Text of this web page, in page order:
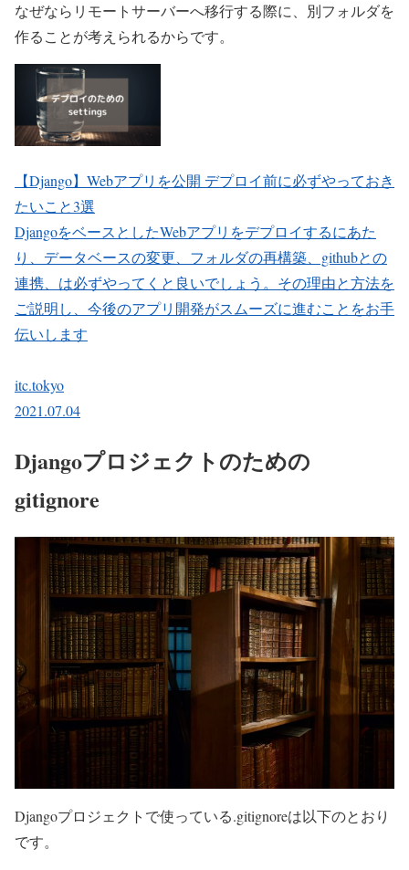
なぜならリモートサーバーへ移行する際に、別フォルダを
作ることが考えられるからです。
【Django】Webアプリを公開 デプロイ前に必ずやっておき
たいこと3選
DjangoをベースとしたWebアプリをデプロイするにあた
り、データベースの変更、フォルダの再構築、githubとの
連携、は必ずやってくと良いでしょう。その理由と方法を
ご説明し、今後のアプリ開発がスムーズに進むことをお手
伝いします
itc.tokyo
2021.07.04
Djangoプロジェクトのための
gitignore
Djangoプロジェクトで使っている.gitignoreは以下のとおり
です。